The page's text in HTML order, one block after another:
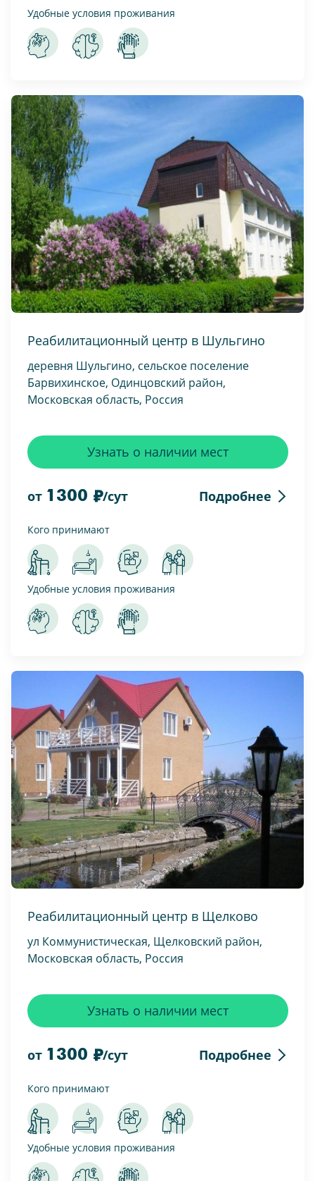
Удобные условия проживания
Реабилитационный центр в Шульгино
деревня Шульгино, сельское поселение
Барвихинское, Одинцовский район,
Московская область, Россия
от 1300 /сут Подробнее
Узнать о наличии мест
Кого принимают
Удобные условия проживания
Реабилитационный центр в Щелково
ул Коммунистическая, Щелковский район,
Московская область, Россия
от 1300 /сут Подробнее
Узнать о наличии мест
Кого принимают
Удобные условия проживания